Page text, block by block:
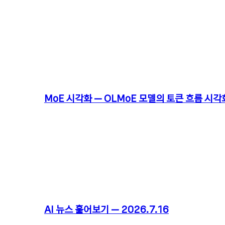
MoE 시각화 – OLMoE 모델의 토큰 흐름 시각
AI 뉴스 훑어보기 – 2026.7.16